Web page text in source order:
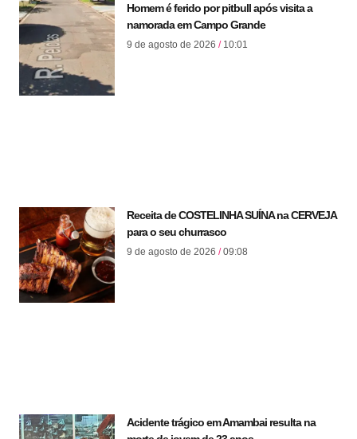
Homem é ferido por pitbull após visita a
namorada em Campo Grande
9 de agosto de 2026 10:01
Receita de COSTELINHA SUÍNA na CERVEJA
para o seu churrasco
9 de agosto de 2026 09:08
Acidente trágico em Amambai resulta na